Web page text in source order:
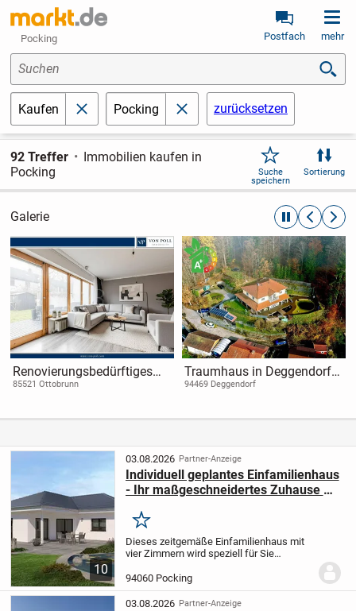
Pocking Postfach mehr
Suchen
Kaufen schließenPocking schließenzurücksetzen
92 Treffer
Immobilien kaufen in
Pocking
Suche
speichern
Sortierung
Galerie automatische
Renovierungsbedürftiges
Reihenmittelhaus mit
85521 Ottobrunn
Traumhaus in Deggendorf -
Ein Zuhause der
Unverbaubare 180°
94469 Deggendorf
10
03.08.2026 Partner-Anzeige
Individuell geplantes Einfamilienhaus
- Ihr maßgeschneidertes Zuhause mit
Merken
Dieses zeitgemäße Einfamilienhaus mit
vier Zimmern wird speziell für Sie
individuellen Wünsche und Bedürfnisse
abgestimmt. Mit einer großzügigen
Wohnfläche von 142,02 m²...
94060 Pocking
03.08.2026 Partner-Anzeige